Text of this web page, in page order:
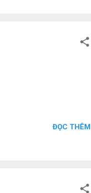
ĐỌC THÊM